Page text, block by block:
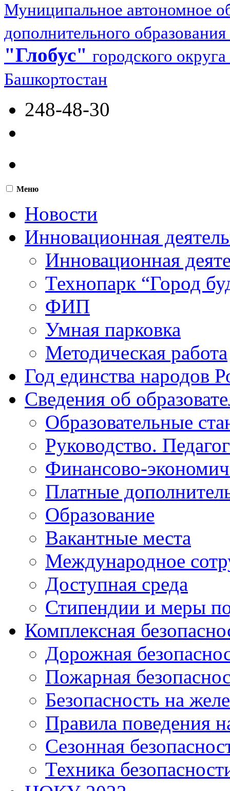
Муниципальное автономное
дополнительного образования
"Глобус" городского
Башкортостан
248-48-30
Меню
Новости
Инновационная
Инновационная
Технопарк “Город
ФИП
Умная парковка
Методическая работа
Год единства народов
Сведения об
Образовательные
Руководство.
Финансово-
Платные
Образование
Вакантные места
Международное
Доступная среда
Стипендии и меры
Комплексная
Дорожная
Пожарная
Безопасность на
Правила поведения
Сезонная
Техника